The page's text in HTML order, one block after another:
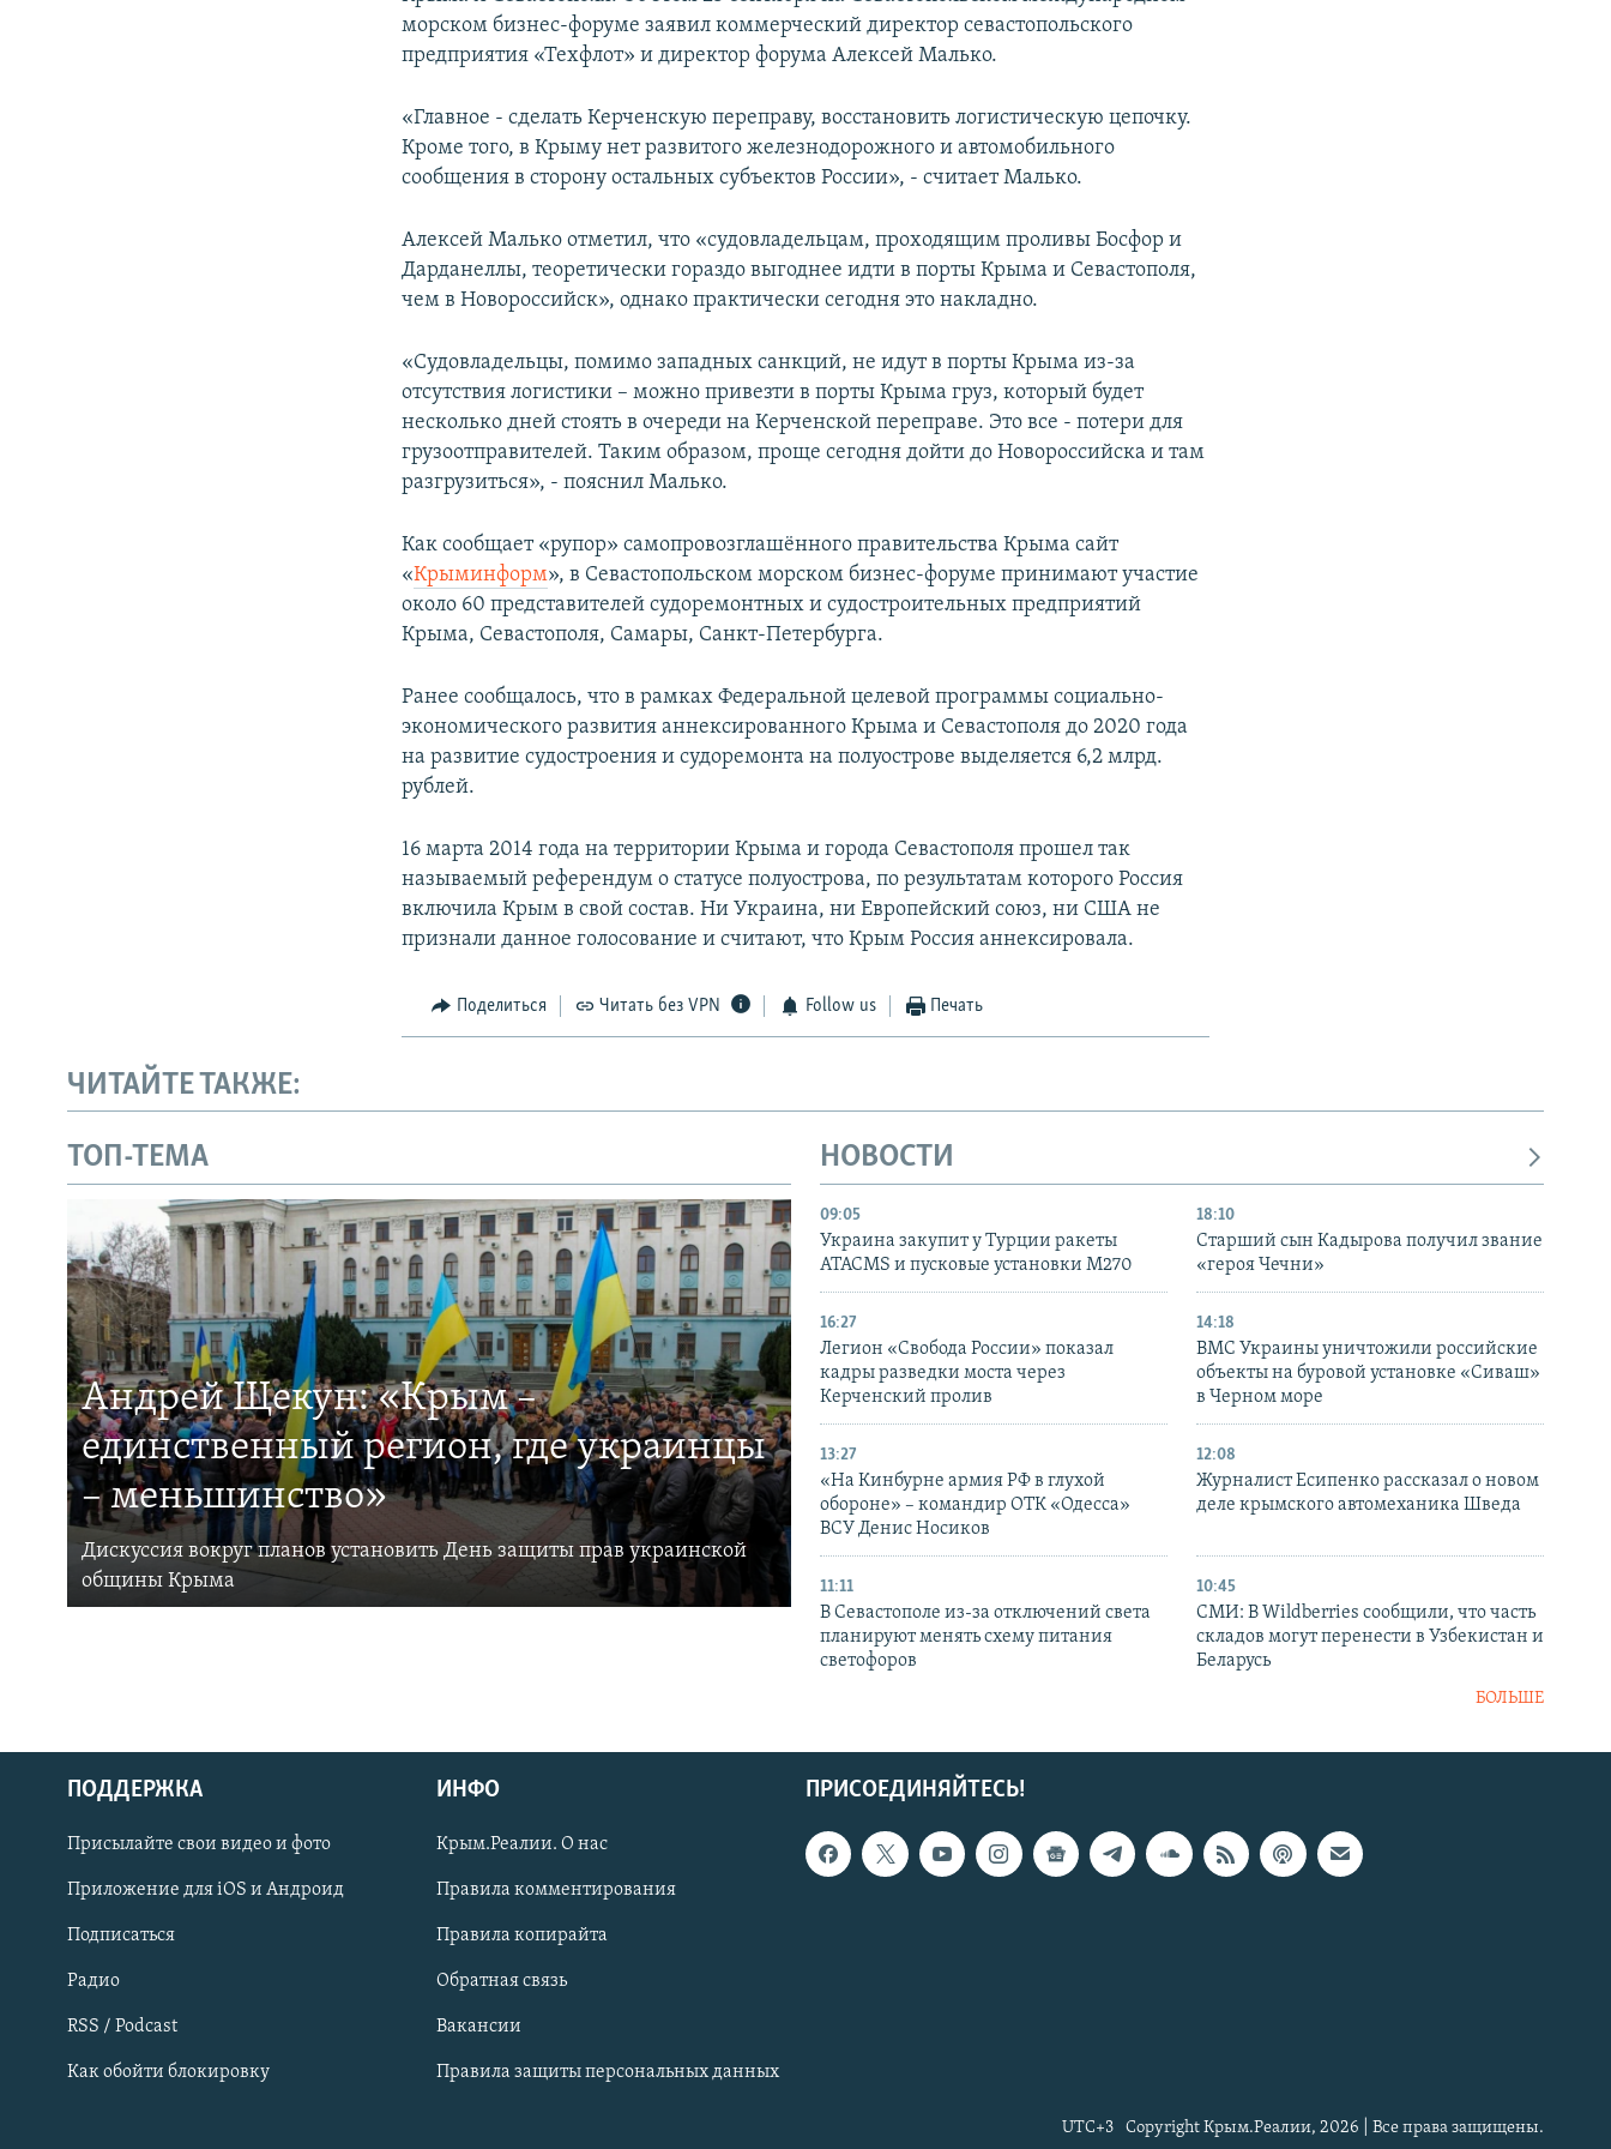
Українською
Qırımtatar
ПРИСОЕДИНЯЙТЕСЬ!
морском бизнес-форуме заявил коммерческий директор севастопольского
предприятия «Техфлот» и директор форума Алексей Малько.
«Главное - сделать Керченскую переправу, восстановить логистическую цепочку.
Кроме того, в Крыму нет развитого железнодорожного и автомобильного
сообщения в сторону остальных субъектов России», - считает Малько.
Алексей Малько отметил, что «судовладельцам, проходящим проливы Босфор и
Дарданеллы, теоретически гораздо выгоднее идти в порты Крыма и Севастополя,
чем в Новороссийск», однако практически сегодня это накладно.
«Судовладельцы, помимо западных санкций, не идут в порты Крыма из-за
отсутствия логистики – можно привезти в порты Крыма груз, который будет
несколько дней стоять в очереди на Керченской переправе. Это все - потери для
грузоотправителей. Таким образом, проще сегодня дойти до Новороссийска и там
разгрузиться», - пояснил Малько.
Как сообщает «рупор» самопровозглашённого правительства Крыма сайт
«Крыминформ», в Севастопольском морском бизнес-форуме принимают участие
около 60 представителей судоремонтных и судостроительных предприятий
Крыма, Севастополя, Самары, Санкт-Петербурга.
Ранее сообщалось, что в рамках Федеральной целевой программы социально-
экономического развития аннексированного Крыма и Севастополя до 2020 года
на развитие судостроения и судоремонта на полуострове выделяется 6,2 млрд.
рублей.
16 марта 2014 года на территории Крыма и города Севастополя прошел так
называемый референдум о статусе полуострова, по результатам которого Россия
включила Крым в свой состав. Ни Украина, ни Европейский союз, ни США не
признали данное голосование и считают, что Крым Россия аннексировала.
Поделиться Читать без VPN Follow us Печать
ЧИТАЙТЕ ТАКЖЕ:
ТОП-ТЕМА
Андрей Щекун: «Крым –
единственный регион, где украинцы
– меньшинство»
Дискуссия вокруг планов установить День защиты прав украинской
общины Крыма
НОВОСТИ
09:05
Украина закупит у Турции ракеты
ATACMS и пусковые установки M270
18:10
Старший сын Кадырова получил звание
«героя Чечни»
16:27
Легион «Свобода России» показал
кадры разведки моста через
Керченский пролив
14:18
ВМС Украины уничтожили российские
объекты на буровой установке «Сиваш»
в Черном море
13:27
«На Кинбурне армия РФ в глухой
обороне» – командир ОТК «Одесса»
ВСУ Денис Носиков
12:08
Журналист Есипенко рассказал о новом
деле крымского автомеханика Шведа
11:11
В Севастополе из-за отключений света
планируют менять схему питания
светофоров
10:45
СМИ: В Wildberries сообщили, что часть
складов могут перенести в Узбекистан и
Беларусь
БОЛЬШЕ
ПРИСОЕДИНЯЙТЕСЬ!
ПОДДЕРЖКА
Присылайте свои видео и фото
Приложение для iOS и Андроид
Подписаться
Радио
RSS / Podcast
Как обойти блокировку
ИНФО
Крым.Реалии. О нас
Правила комментирования
Правила копирайта
Обратная связь
Вакансии
Правила защиты персональных данных
Copyright Крым.Реалии, 2026 | Все права защищены.
UTC+3